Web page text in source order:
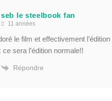
seb le steelbook fan
11 années
le film et effectivement
sera l’édition normale!!
Répondre